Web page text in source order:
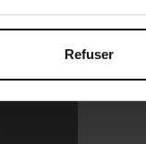
Refuser